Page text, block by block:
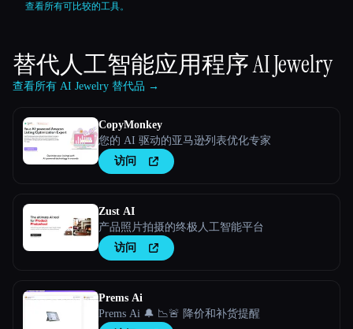
查看所有可比较的工具。
替代人工智能应用程序AI Jewelry
查看所有 AI Jewelry 替代品 →
CopyMonkey
您的 AI 驱动的亚马逊列表优化专家
访问
Zust AI
产品照片拍摄的终极人工智能平台
访问
Prems Ai
Prems Ai 🔔 📉🚨 降价和补货提醒